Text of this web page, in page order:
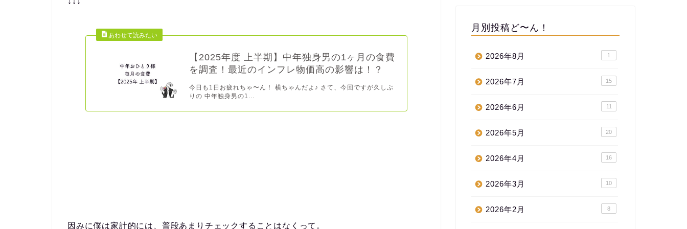
【2025年度 上半期】中年独身男の1ヶ月の食費
を調査！最近のインフレ物価高の影響は！？
今日も1日お疲れちゃ〜ん！ 横ちゃんだよ♪ さて、今回ですが久しぶ
りの 中年独身男の1...
因みに僕は家計的には、普段あまりチェックすることはなくって。
月別投稿ど〜ん！
2026年8月 1
2026年7月 15
2026年6月 11
2026年5月 20
2026年4月 16
2026年3月 10
2026年2月 8